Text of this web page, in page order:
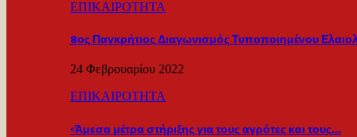
ΕΠΙΚΑΙΡΟΤΗΤΑ
8ος Παγκρήτιος Διαγωνισμός Τυποποιημένου
24 Φεβρουαρίου 2022
ΕΠΙΚΑΙΡΟΤΗΤΑ
«Άμεσα μέτρα στήριξης για τους αγρότες και τους…